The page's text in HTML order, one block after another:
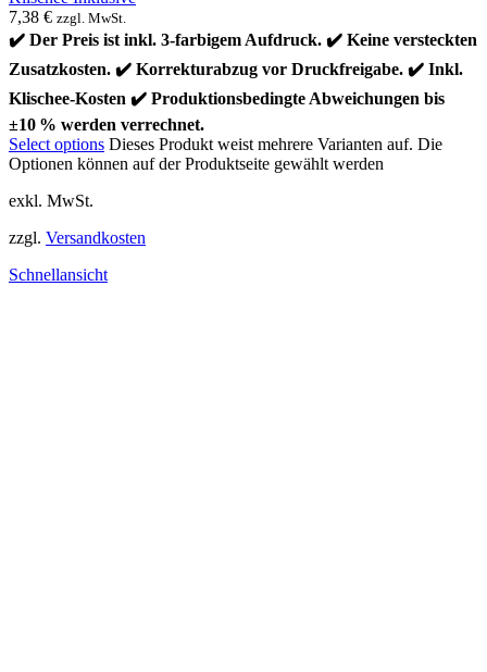
7,38 € zzgl. MwSt.
✔️ Der Preis ist inkl. 3-farbigem Aufdruck. ✔️ Keine versteckten
Zusatzkosten. ✔️ Korrekturabzug vor Druckfreigabe. ✔️ Inkl.
Klischee-Kosten ✔️ Produktionsbedingte Abweichungen bis
±10 % werden verrechnet.
Select options Dieses Produkt weist mehrere Varianten auf. Die
Optionen können auf der Produktseite gewählt werden
exkl. MwSt.
zzgl. Versandkosten
Schnellansicht